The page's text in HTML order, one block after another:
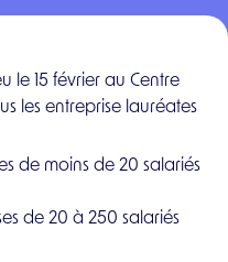
le 15 février au Centre
les entreprise lauréates
de moins de 20 salariés
de 20 à 250 salariés